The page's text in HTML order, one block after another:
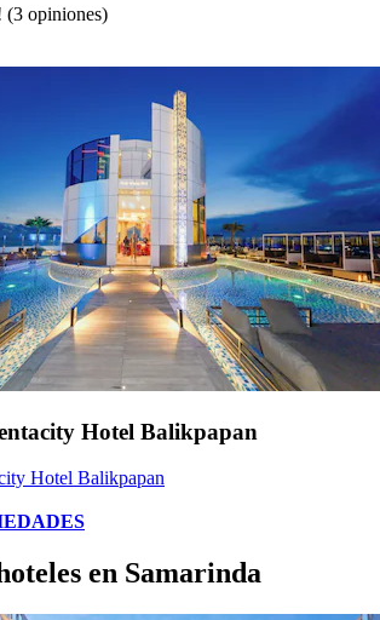
(3 opiniones)
Hotel Balikpapan
Hotel Balikpapan
en Samarinda